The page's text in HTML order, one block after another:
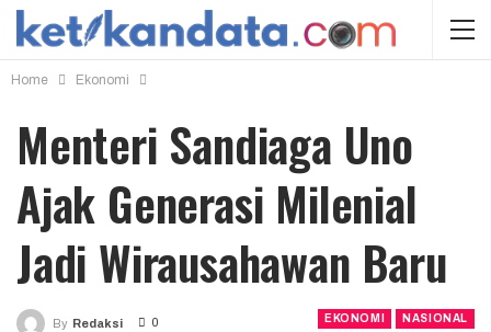
Home Ekonomi
Menteri Sandiaga Uno
Ajak Generasi Milenial
Jadi Wirausahawan Baru
EKONOMI NASIONAL
By Redaksi 0